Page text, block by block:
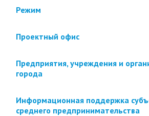
Режим
Проектный офис
Предприятия, учреждения и
города
Информационная поддержка
среднего предпринимательства